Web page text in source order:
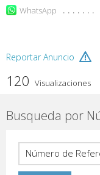
WhatsApp
Reportar Anuncio
120 Visualizaciones
Busqueda por